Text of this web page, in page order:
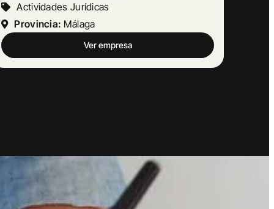
Otras Actividades Empresariales
Provincia: Barcelona
Ver empresa